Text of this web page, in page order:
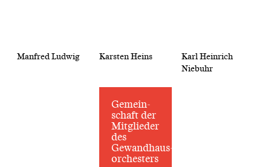
Manfred Ludwig Karsten Heins
Karl Heinrich
Niebuhr
Gemein­
schaft der
Mitglieder
des
Gewandhaus­
orchesters